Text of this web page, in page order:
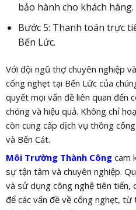
bảo hành cho khách hàng.
Bước 5: Thanh toán trực
Bến Lức.
Với đội ngũ thợ chuyên nghiệp
cống nghẹt tại Bến Lức của
quyết mọi vấn đề liên quan đến
chóng và hiệu quả. Không chỉ
còn cung cấp dịch vụ thông
và Bến Cát.
Môi Trường Thành Côngcam
sự tận tâm và chuyên nghiệp.
và sử dụng công nghệ tiên
để các vấn đề về cống nghẹt,